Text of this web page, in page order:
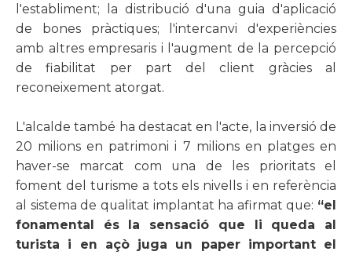
l'establiment; la distribució d'una guia d'aplicació
de bones pràctiques; l'intercanvi d'experiències
amb altres empresaris i l'augment de la percepció
de fiabilitat per part del client gràcies al
reconeixement atorgat.
L'alcalde també ha destacat en l'acte, la inversió de
20 milions en patrimoni i 7 milions en platges en
haver-se marcat com una de les prioritats el
foment del turisme a tots els nivells i en referència
al sistema de qualitat implantat ha afirmat que: “el
fonamental és la sensació que li queda al
turista i en açò juga un paper important el